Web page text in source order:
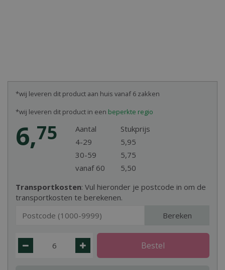
Transportkosten: Vul hieronder je postcode in om de
transportkosten te berekenen.
Bereken
6,75 Aantal
Stukprijs
4-29
5,95
30-59
5,75
vanaf 60
5,50
*wij leveren dit product aan huis vanaf 6 zakken
*wij leveren dit product in een beperkte regio